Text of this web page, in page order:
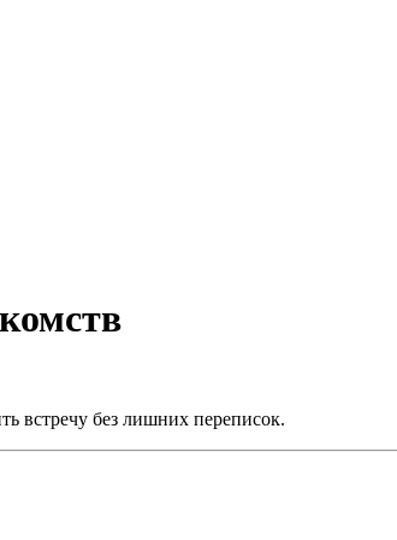
встречу без лишних переписок.